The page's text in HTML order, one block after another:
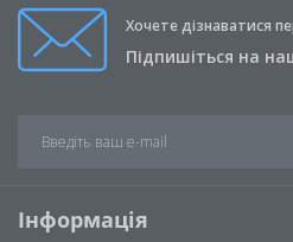
Хочете дізнаватися
Підпишіться на
Інформація